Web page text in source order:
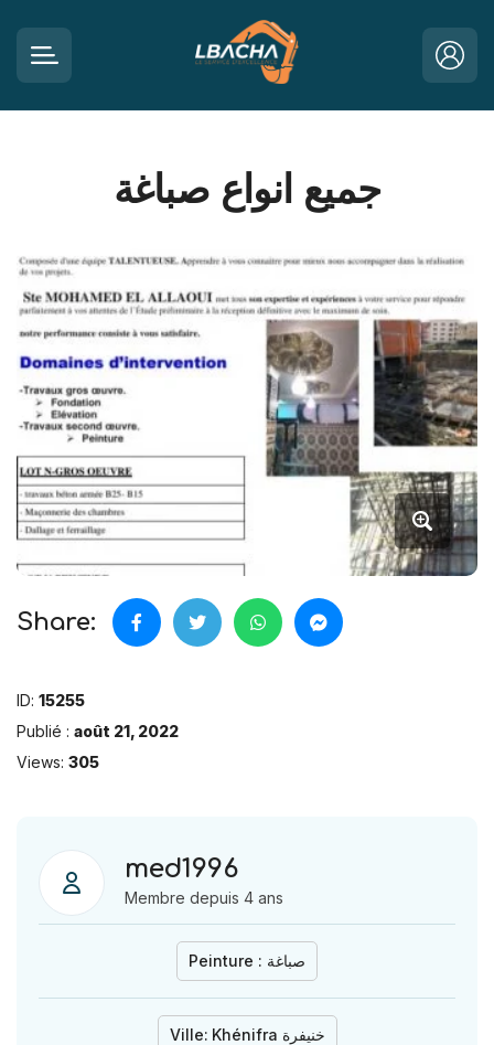
جميع انواع صباغة
Share:
ID: 15255
Publié : août 21, 2022
Views: 305
med1996
Membre depuis 4 ans
Peinture : صباغة
Ville: Khénifra خنيفرة